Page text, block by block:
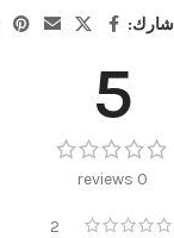
شارك:
5
0 reviews
2